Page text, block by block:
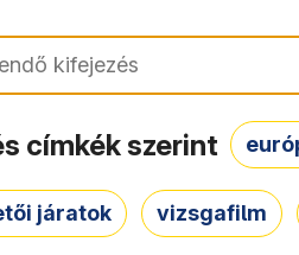
címkék szerint
járatok vizsgafilm